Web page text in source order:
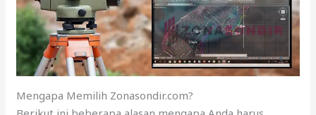
Mengapa Memilih Zonasondir.com?